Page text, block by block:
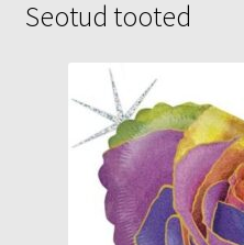
Seotud tooted